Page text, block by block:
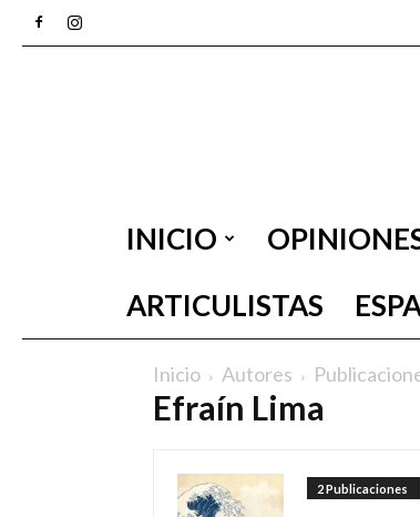
INICIO
ARTICULISTAS
Inicio Autores
Efraín Lima
2 Publicaciones